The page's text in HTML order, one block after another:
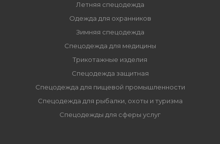
Летняя спецодежда
Одежда для охранников
Зимняя спецодежда
Спецодежда для медицины
Трикотажные изделия
Спецодежда защитная
Спецодежда для пищевой промышленности
Спецодежда для рыбалки, охоты и туризма
Спецодежды для сферы услуг